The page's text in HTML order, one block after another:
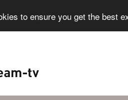
to ensure you get the best